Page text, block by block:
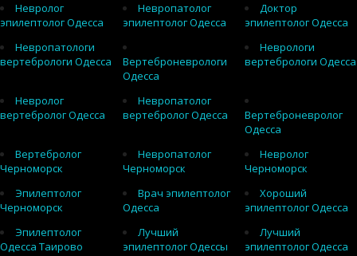
Невролог
эпилептолог Одесса
Невропатолог
эпилептолог Одесса
Доктор
эпилептолог Одесса
Невропатологи
вертебрологи Одесса
Вертеброневрологи
Одесса
Неврологи
вертебрологи Одесса
Невролог
вертебролог Одесса
Невропатолог
вертебролог Одесса
Вертеброневролог
Одесса
Вертебролог
Черноморск
Невропатолог
Черноморск
Невролог
Черноморск
Эпилептолог
Черноморск
Врач эпилептолог
Одесса
Хороший
эпилептолог Одесса
Эпилептолог
Одесса Таирово
Лучший
эпилептолог Одессы
Лучший
эпилептолог Одесса